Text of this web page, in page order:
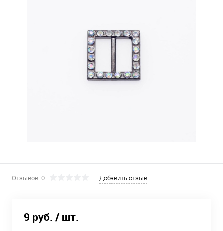
Отзывов: 0 Добавить отзыв
9 руб. / шт.